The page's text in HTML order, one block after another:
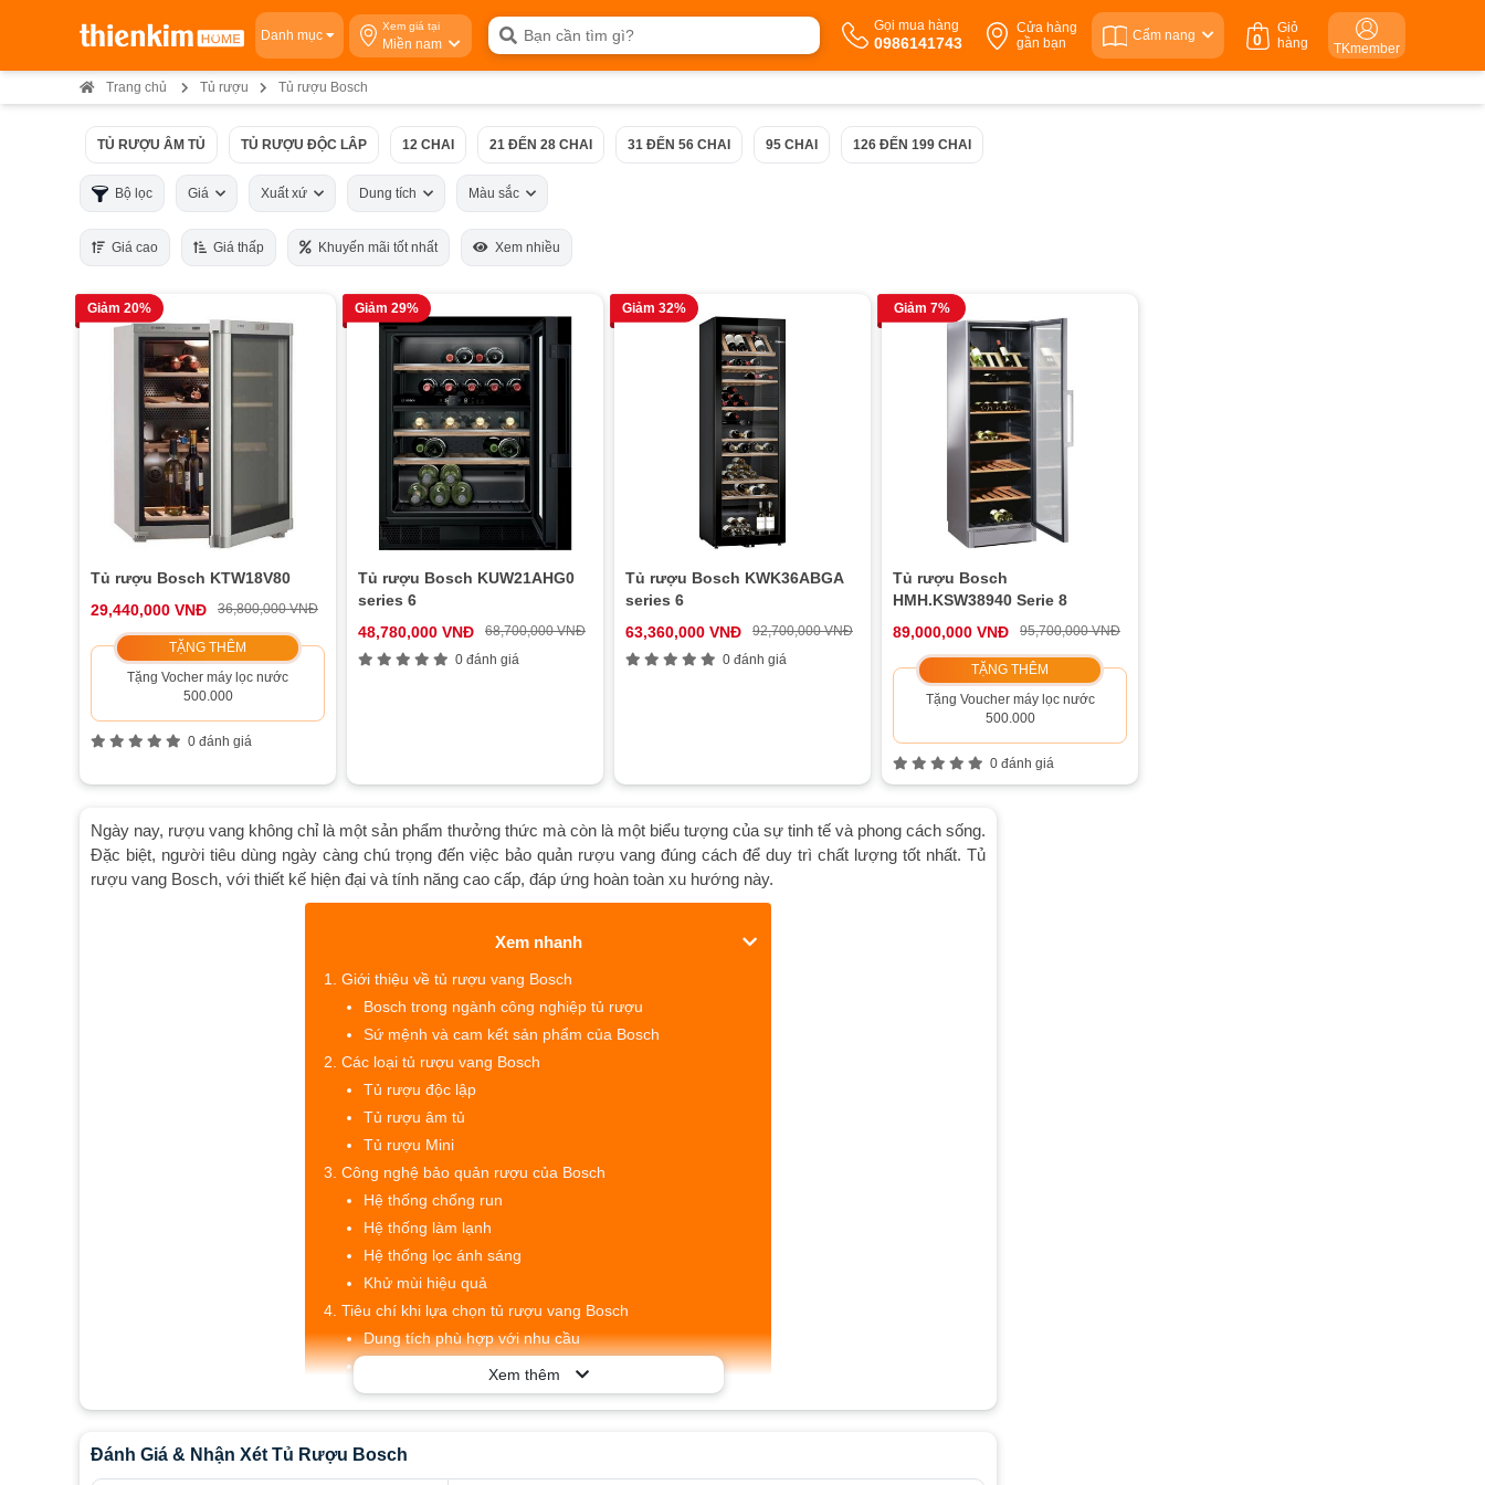
Danh mục
Xem giá tại
Miền nam
Gọi mua hàng
0986141743
Cửa hàng
gần bạn
Cẩm nang
Giỏ
hàng
0 TKmember
Trang chủ Tủ rượu Tủ rượu Bosch
TỦ RƯỢU ÂM TỦ TỦ RƯỢU ĐỘC LÂP 12 CHAI 21 ĐẾN 28 CHAI 31 ĐẾN 56 CHAI 95 CHAI 126 ĐẾN 199 CHAI
Bộ lọc Giá Xuất xứ Dung tích Màu sắc
Giá cao Giá thấp Khuyến mãi tốt nhất Xem nhiều
Giảm 20%
Tủ rượu Bosch KTW18V80
29,440,000 VNĐ
36,800,000 VNĐ
TẶNG THÊM
Tặng Vocher máy lọc nước
500.000
0 đánh giá
Giảm 29%
Tủ rượu Bosch KUW21AHG0
series 6
48,780,000 VNĐ
68,700,000 VNĐ
0 đánh giá
Giảm 32%
Tủ rượu Bosch KWK36ABGA
series 6
63,360,000 VNĐ
92,700,000 VNĐ
0 đánh giá
Giảm 7%
Tủ rượu Bosch
HMH.KSW38940 Serie 8
89,000,000 VNĐ
95,700,000 VNĐ
TẶNG THÊM
Tặng Voucher máy lọc nước
500.000
0 đánh giá
Ngày nay, rượu vang không chỉ là một sản phẩm thưởng thức mà còn là một biểu tượng của sự tinh tế và phong cách sống.
Đặc biệt, người tiêu dùng ngày càng chú trọng đến việc bảo quản rượu vang đúng cách để duy trì chất lượng tốt nhất. Tủ
rượu vang Bosch, với thiết kế hiện đại và tính năng cao cấp, đáp ứng hoàn toàn xu hướng này.
Xem nhanh
Giới thiệu về tủ rượu vang Bosch
Bosch trong ngành công nghiệp tủ rượu
Sứ mệnh và cam kết sản phẩm của Bosch
Các loại tủ rượu vang Bosch
Tủ rượu độc lập
Tủ rượu âm tủ
Tủ rượu Mini
Công nghệ bảo quản rượu của Bosch
Hệ thống chống run
Hệ thống làm lạnh
Hệ thống lọc ánh sáng
Khử mùi hiệu quả
Tiêu chí khi lựa chọn tủ rượu vang Bosch
Dung tích phù hợp với nhu cầu
Vùng nhiệt độ bảo quản
Chất liệu cấu thành
Hướng dẫn sử dụng và bảo quản tủ rượu vang Bosch
Bố trí rượu khoa học trong tủ rượu Bosch
Xem thêm
Đánh Giá & Nhận Xét Tủ Rượu Bosch